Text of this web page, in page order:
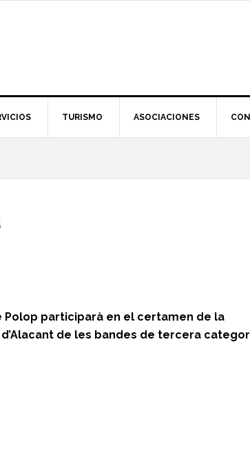
TURISMO ASOCIACIONES
Polop participarà en el certamen de la
de les bandes de tercera